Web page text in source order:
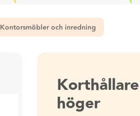
Kontorsmöbler och inredning
höger